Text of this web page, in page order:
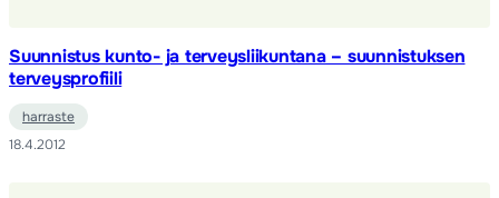
Suunnistus kunto- ja terveysliikuntana – suunnistuksen
terveysprofiili
harraste
18.4.2012